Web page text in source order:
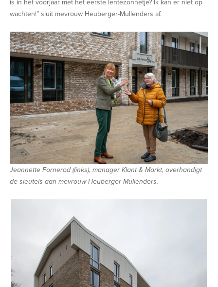
is in het voorjaar met het eerste lentezonnetje? Ik kan er niet op
wachten!” sluit mevrouw Heuberger-Mullenders af.
Jeannette Fornerod (links), manager Klant & Markt, overhandigt
de sleutels aan mevrouw Heuberger-Mullenders.